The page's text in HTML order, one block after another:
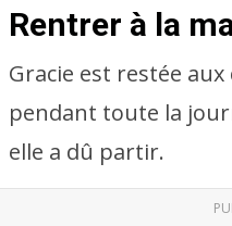
Rentrer à la
Gracie est restée aux
pendant toute la
elle a dû partir.